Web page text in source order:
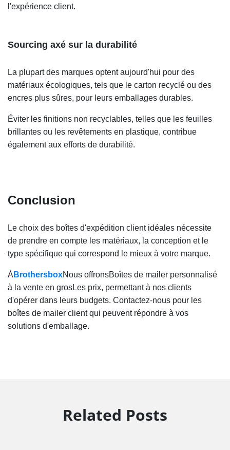
l'expérience client.
Sourcing axé sur la durabilité
La plupart des marques optent aujourd'hui pour des
matériaux écologiques, tels que le carton recyclé ou des
encres plus sûres, pour leurs emballages durables.
Éviter les finitions non recyclables, telles que les feuilles
brillantes ou les revêtements en plastique, contribue
également aux efforts de durabilité.
Conclusion
Le choix des boîtes d'expédition client idéales nécessite
de prendre en compte les matériaux, la conception et le
type spécifique qui correspond le mieux à votre marque.
À BrothersboxNous offronsBoîtes de mailer personnalisé
à la vente en grosLes prix, permettant à nos clients
d'opérer dans leurs budgets. Contactez-nous pour les
boîtes de mailer client qui peuvent répondre à vos
solutions d'emballage.
Related Posts